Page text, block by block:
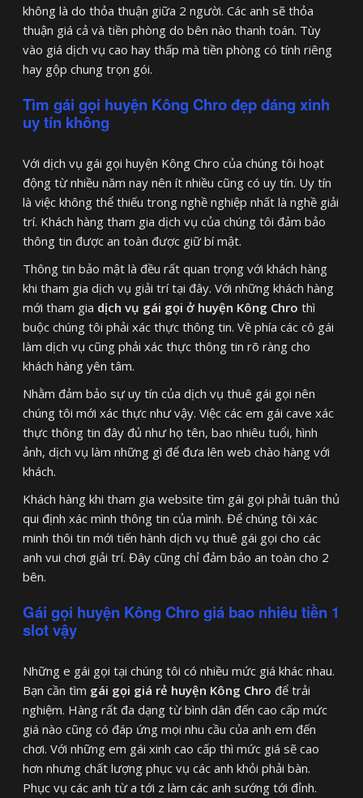
không là do thỏa thuận giữa 2 người. Các anh sẽ thỏa
thuận giá cả và tiền phòng do bên nào thanh toán. Tùy
vào giá dịch vụ cao hay thấp mà tiền phòng có tính riêng
hay gộp chung trọn gói.
Tìm gái gọi huyện Kông Chro đẹp dáng xinh
uy tín không
Với dịch vụ gái gọi huyện Kông Chro của chúng tôi hoạt
động từ nhiều năm nay nên ít nhiều cũng có uy tín. Uy tín
là việc không thể thiếu trong nghề nghiệp nhất là nghề giải
trí. Khách hàng tham gia dịch vụ của chúng tôi đảm bảo
thông tin được an toàn được giữ bí mật.
Thông tin bảo mật là đều rất quan trọng với khách hàng
khi tham gia dịch vụ giải trí tại đây. Với những khách hàng
mới tham gia dịch vụ gái gọi ở huyện Kông Chro thì
buộc chúng tôi phải xác thực thông tin. Về phía các cô gái
làm dịch vụ cũng phải xác thực thông tin rõ ràng cho
khách hàng yên tâm.
Nhằm đảm bảo sự uy tín của dịch vụ thuê gái gọi nên
chúng tôi mới xác thực như vậy. Việc các em gái cave xác
thực thông tin đây đủ như họ tên, bao nhiêu tuổi, hình
ảnh, dịch vụ làm những gì để đưa lên web chào hàng với
khách.
Khách hàng khi tham gia website tìm gái gọi phải tuân thủ
qui định xác mình thông tin của mình. Để chúng tôi xác
minh thôi tin mới tiến hành dịch vụ thuê gái gọi cho các
anh vui chơi giải trí. Đây cũng chỉ đảm bảo an toàn cho 2
bên.
Gái gọi huyện Kông Chro giá bao nhiêu tiền 1
slot vậy
Những e gái gọi tại chúng tôi có nhiều mức giá khác nhau.
Bạn cần tìm gái gọi giá rẻ huyện Kông Chro để trải
nghiệm. Hàng rất đa dạng từ bình dân đến cao cấp mức
giá nào cũng có đáp ứng mọi nhu cầu của anh em đến
chơi. Với những em gái xinh cao cấp thì mức giá sẽ cao
hơn nhưng chất lượng phục vụ các anh khỏi phải bàn.
Phục vụ các anh từ a tới z làm các anh sướng tới đỉnh.